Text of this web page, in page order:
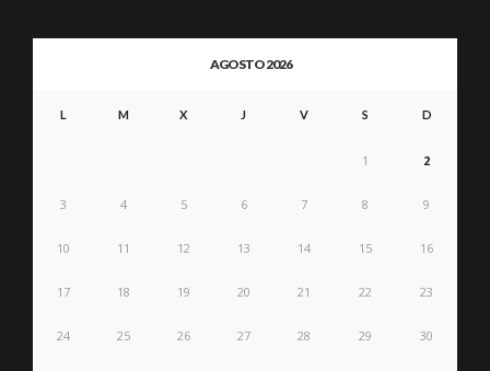
AGOSTO 2026
L M X J V S D
1 2
3 4 5 6 7 8 9
10 11 12 13 14 15 16
17 18 19 20 21 22 23
24 25 26 27 28 29 30